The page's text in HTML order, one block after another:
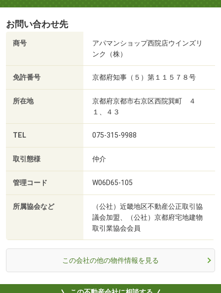
お問い合わせ先
商号
アパマンショップ西院店ウインズリ
ンク（株）
免許番号 京都府知事（５）第１１５７８号
所在地
京都府京都市右京区西院巽町 ４
１、４３
TEL 075-315-9988
取引態様 仲介
管理コード W06D65-105
所属協会など
（公社）近畿地区不動産公正取引協
議会加盟、（公社）京都府宅地建物
取引業協会会員
この会社の他の物件情報を見る